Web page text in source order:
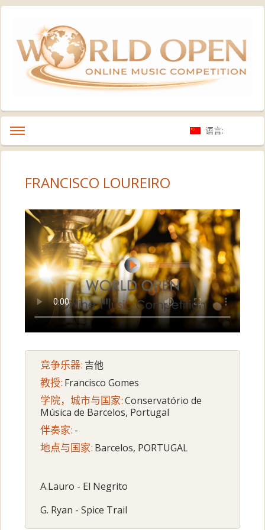
语言:
FRANCISCO LOUREIRO
竞争乐器: 吉他
教授: Francisco Gomes
学院，城市与国家:Conservatório de
Música de Barcelos, Portugal
伴奏家: -
地点与国家: Barcelos, PORTUGAL
A.Lauro - El Negrito
G. Ryan - Spice Trail